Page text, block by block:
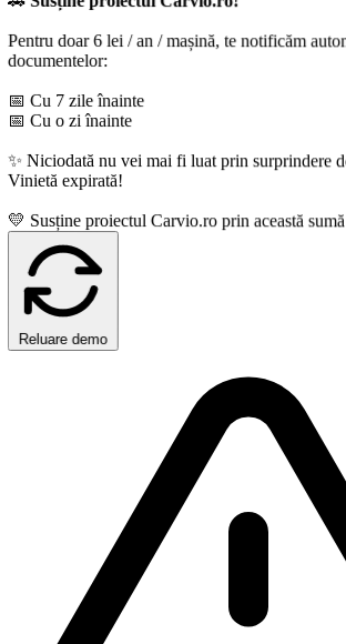
doar 6 lei / an / mașină, te notificăm
Cu o zi înainte
Niciodată nu vei mai fi luat prin surprindere de
expirată!
Susține proiectul Carvio.ro prin această sumă